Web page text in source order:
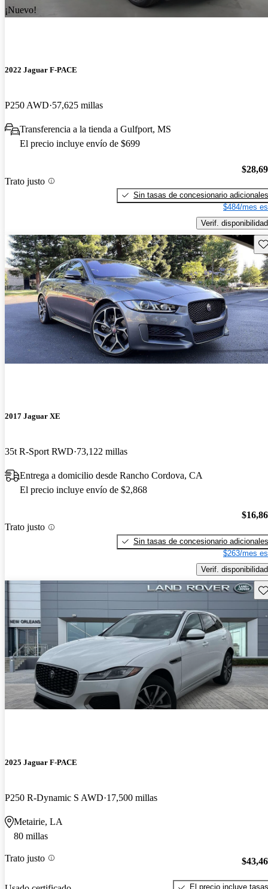
¡Nuevo!
2022 Jaguar F-PACE
P250 AWD 57,625 millas
Transferencia a la tienda a Gulfport, MS
El precio incluye envío de $699
Trato justo
Sin tasas de concesionario adicionales
$484/mes
Verif. disponibilidad
2017 Jaguar XE
35t R-Sport RWD 73,122 millas
Entrega a domicilio desde Rancho Cordova, CA
El precio incluye envío de $2,868
Trato justo
Sin tasas de concesionario adicionales
$263/mes
Verif. disponibilidad
2025 Jaguar F-PACE
P250 R-Dynamic S AWD 17,500 millas
Metairie, LA
80 millas
Trato justo
El precio incluye tasas